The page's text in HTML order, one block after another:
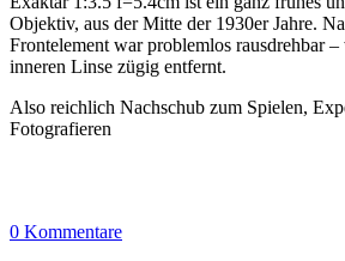
Objektiv, aus der Mitte der 1930er Jahre.
Frontelement war problemlos rausdrehbar
inneren Linse zügig entfernt.
Also reichlich Nachschub zum Spielen,
Fotografieren
0 Kommentare